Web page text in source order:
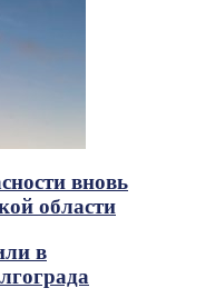
вновь
области
в